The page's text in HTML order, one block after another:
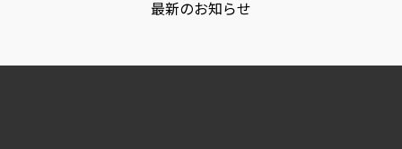
最新のお知らせ